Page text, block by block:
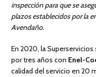
inspección para que se
plazos establecidos por la
Avendaño.
En 2020, la
por tres años con Enel-
calidad del servicio en 20